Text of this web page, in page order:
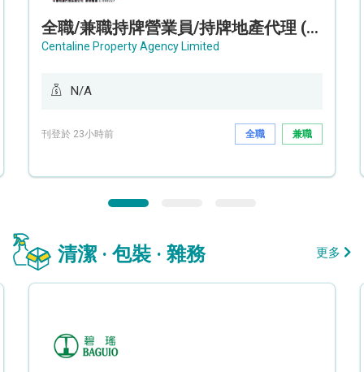
全職/兼職持牌營業員/持牌地產代理 (長沙灣/將軍澳/油塘)
Centaline Property Agency Limited
N/A
刊登於 23小時前 全職 兼職
清潔 · 包裝 · 雜務 更多